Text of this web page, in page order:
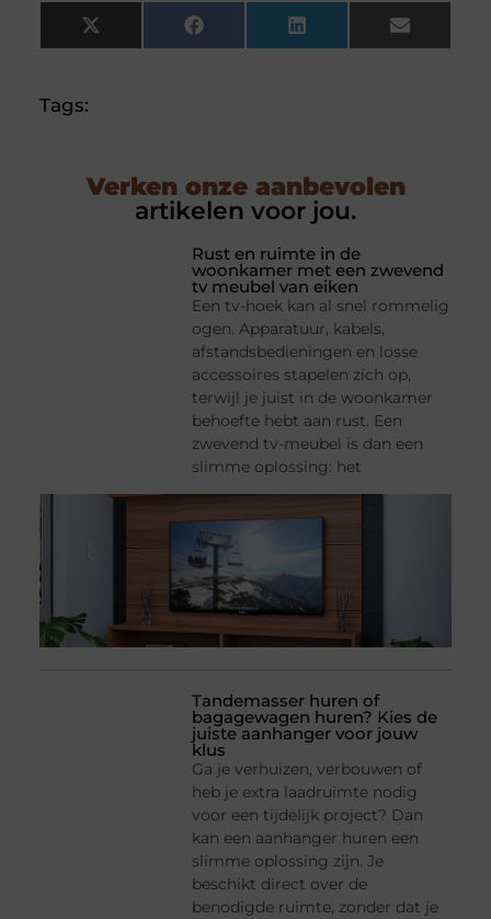
X
(Twitter)
Facebook LinkedIn Email
Tags:
Verken onze aanbevolen
artikelen voor jou.
Rust en ruimte in de
woonkamer met een zwevend
tv meubel van eiken
Een tv-hoek kan al snel rommelig
ogen. Apparatuur, kabels,
afstandsbedieningen en losse
accessoires stapelen zich op,
terwijl je juist in de woonkamer
behoefte hebt aan rust. Een
zwevend tv-meubel is dan een
slimme oplossing: het
Tandemasser huren of
bagagewagen huren? Kies de
juiste aanhanger voor jouw
klus
Ga je verhuizen, verbouwen of
heb je extra laadruimte nodig
voor een tijdelijk project? Dan
kan een aanhanger huren een
slimme oplossing zijn. Je
beschikt direct over de
benodigde ruimte, zonder dat je